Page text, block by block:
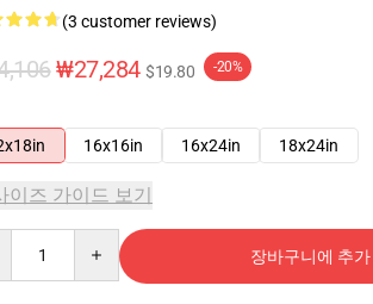
(3 customer reviews)
₩27,284 $19.80 -20%
16x16in 16x24in 18x24in
이즈 가이드 보기
장바구니에 추가